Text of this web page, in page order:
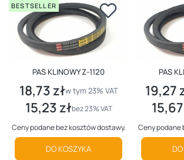
BESTSELLER
PAS KLINOWY Z-1120
Cena brutto
18,73 złw tym %s VAT
w tym23% VAT
Cena netto
15,23 złbez 23% VAT
Ceny podane bez kosztów dostawy.
DO KOSZYKA
PAS
Cena
19,27
Cena
Ceny podane